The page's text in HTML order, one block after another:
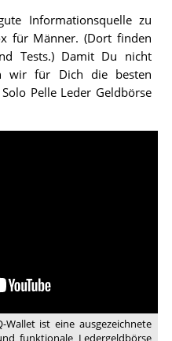
Informationsquelle zu
für Männer. (Dort finden
Tests.) Damit Du nicht
wir für Dich die besten
Pelle Leder Geldbörse
Wallet ist eine ausgezeichnete
funktionale Ledergeldbörse